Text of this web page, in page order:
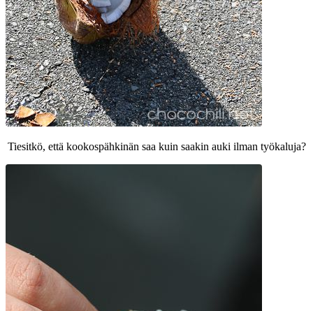
Tiesitkö, että kookospähkinän saa kuin saakin auki ilman työkaluja?